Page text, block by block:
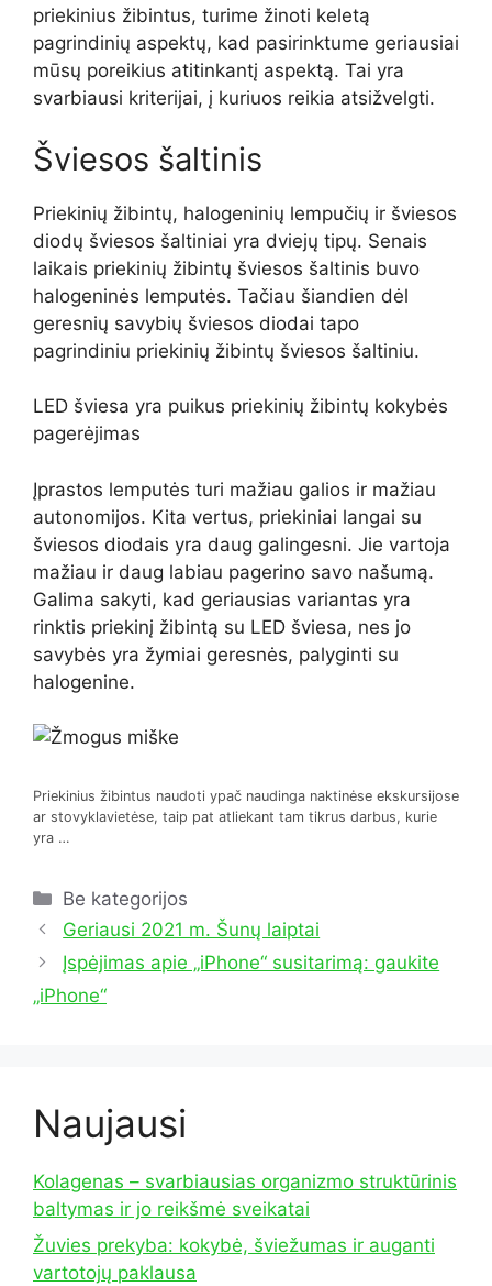
priekinius žibintus, turime žinoti keletą
pagrindinių aspektų, kad pasirinktume geriausiai
mūsų poreikius atitinkantį aspektą. Tai yra
svarbiausi kriterijai, į kuriuos reikia atsižvelgti.
Šviesos šaltinis
Priekinių žibintų, halogeninių lempučių ir šviesos
diodų šviesos šaltiniai yra dviejų tipų. Senais
laikais priekinių žibintų šviesos šaltinis buvo
halogeninės lemputės. Tačiau šiandien dėl
geresnių savybių šviesos diodai tapo
pagrindiniu priekinių žibintų šviesos šaltiniu.
LED šviesa yra puikus priekinių žibintų kokybės
pagerėjimas
Įprastos lemputės turi mažiau galios ir mažiau
autonomijos. Kita vertus, priekiniai langai su
šviesos diodais yra daug galingesni. Jie vartoja
mažiau ir daug labiau pagerino savo našumą.
Galima sakyti, kad geriausias variantas yra
rinktis priekinį žibintą su LED šviesa, nes jo
savybės yra žymiai geresnės, palyginti su
halogenine.
Priekinius žibintus naudoti ypač naudinga naktinėse ekskursijose
ar stovyklavietėse, taip pat atliekant tam tikrus darbus, kurie
yra …
Kategorijos
Be kategorijos
Geriausi 2021 m. Šunų laiptai
Įspėjimas apie „iPhone“ susitarimą: gaukite
„iPhone“
Naujausi
Kolagenas – svarbiausias organizmo struktūrinis
baltymas ir jo reikšmė sveikatai
Žuvies prekyba: kokybė, šviežumas ir auganti
vartotojų paklausa